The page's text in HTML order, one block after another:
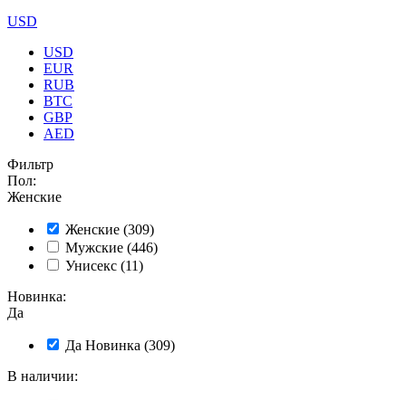
USD
USD
EUR
RUB
BTC
GBP
AED
Фильтр
Пол:
Женские
Женские (309)
Мужские (446)
Унисекс (11)
Новинка:
Да
Да Новинка (309)
В наличии: